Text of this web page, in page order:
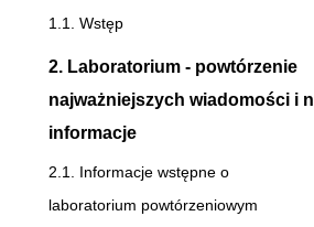
1.1. Wstęp
2. Laboratorium - powtórzenie
najważniejszych wiadomości i
informacje
2.1. Informacje wstępne o
laboratorium powtórzeniowym